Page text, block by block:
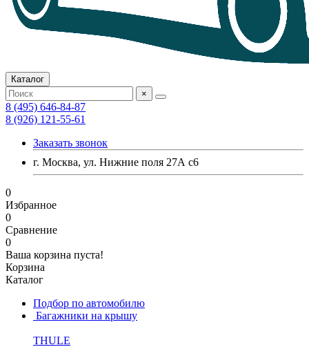
Каталог
×
8 (495) 646-84-87
8 (926) 121-55-61
Заказать звонок
г. Москва, ул. Нижние поля 27А с6
0
Избранное
0
Сравнение
0
Ваша корзина пуста!
Корзина
Каталог
Подбор по автомобилю
Багажники на крышу
THULE